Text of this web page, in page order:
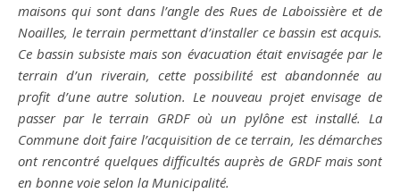
maisons qui sont dans l’angle des Rues de Laboissière et de
Noailles, le terrain permettant d’installer ce bassin est acquis.
Ce bassin subsiste mais son évacuation était envisagée par le
terrain d’un riverain, cette possibilité est abandonnée au
profit d’une autre solution. Le nouveau projet envisage de
passer par le terrain GRDF où un pylône est installé. La
Commune doit faire l’acquisition de ce terrain, les démarches
ont rencontré quelques difficultés auprès de GRDF mais sont
en bonne voie selon la Municipalité.